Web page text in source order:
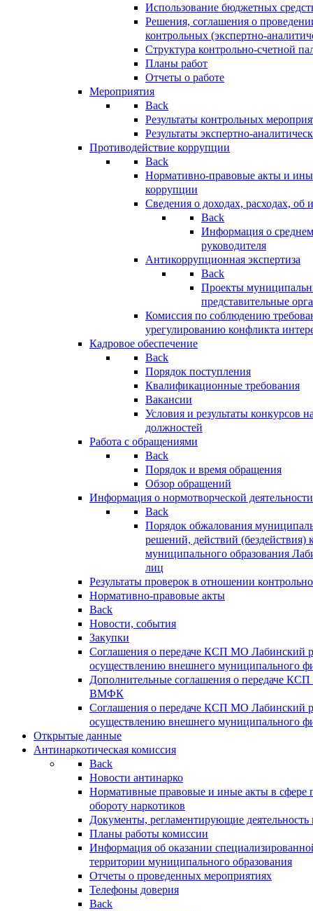
Использование бюджетных
Решения, соглашения о
контрольных (экспертно-
Структура контрольно-счетной
Планы работ
Отчеты о работе
Мероприятия
Back
Результаты контрольных
Результаты экспертно-
Противодействие коррупции
Back
Нормативно-правовые акты и
коррупции
Сведения о доходах, расходах, об
Back
Информация о
руководителя
Антикоррупционная экспертиза
Back
Проекты
представительные
Комиссия по соблюдению
урегулированию конфликта
Кадровое обеспечение
Back
Порядок поступления
Квалификационные требования
Вакансии
Условия и результаты конкурсов
должностей
Работа с обращениями
Back
Порядок и время обращения
Обзор обращений
Информация о нормотворческой деятельности
Back
Порядок обжалования
решений, действий (бездействия)
муниципального образования
лиц
Результаты проверок в отношении
Нормативно-правовые акты
Back
Новости, события
Закупки
Соглашения о передаче КСП МО Лабинский
осуществлению внешнего муниципального
Дополнительные соглашения о передаче
ВМФК
Соглашения о передаче КСП МО Лабинский
осуществлению внешнего муниципального
Открытые данные
Антинаркотическая комиссия
Back
Новости антинарко
Нормативные правовые и иные акты в сфере
обороту наркотиков
Документы, регламентирующие деятельность
Планы работы комиссии
Информация об оказании
территории муниципального образования
Отчеты о проведенных мероприятиях
Телефоны доверия
Back